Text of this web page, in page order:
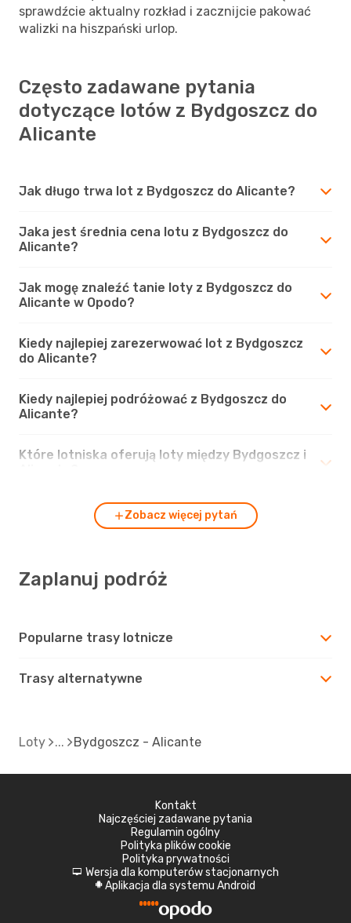
sprawdźcie aktualny rozkład i zacznijcie pakować
walizki na hiszpański urlop.
Często zadawane pytania
dotyczące lotów z Bydgoszcz do
Alicante
Jak długo trwa lot z Bydgoszcz do Alicante?
Jaka jest średnia cena lotu z Bydgoszcz do
Alicante?
Jak mogę znaleźć tanie loty z Bydgoszcz do
Alicante w Opodo?
Kiedy najlepiej zarezerwować lot z Bydgoszcz
do Alicante?
Kiedy najlepiej podróżować z Bydgoszcz do
Alicante?
Które lotniska oferują loty między Bydgoszcz i
Zobacz więcej pytań
Zaplanuj podróż
Popularne trasy lotnicze
Trasy alternatywne
Loty Bydgoszcz - Alicante
Kontakt
Najczęściej zadawane pytania
Regulamin ogólny
Polityka plików cookie
Polityka prywatności
d Wersja dla komputerów stacjonarnych
A Aplikacja dla systemu Android